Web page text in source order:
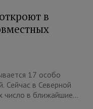
в
17 особо
Сейчас в Северной
число в ближайшие...